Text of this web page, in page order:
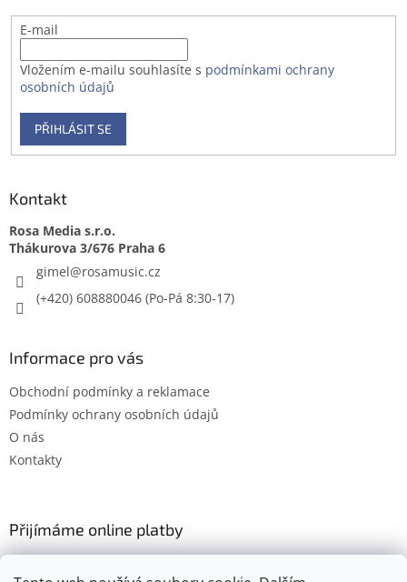
E-mail
Vložením e-mailu souhlasíte s podmínkami ochrany
osobních údajů
PŘIHLÁSIT SE
Kontakt
Rosa Media s.r.o.
gimel@rosamusic.cz
(+420) 608880046
Informace pro vás
Obchodní podmínky a reklamace
Podmínky ochrany osobních údajů
O nás
Kontakty
Přijímáme online platby